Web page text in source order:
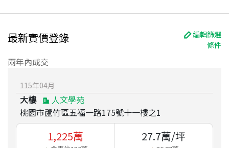
最新實價登錄
編輯篩選
條件
兩年內成交
115年04月
大樓
人文學苑
桃園市蘆竹區五福一路175號十一樓之1
1,225萬 27.7萬/坪